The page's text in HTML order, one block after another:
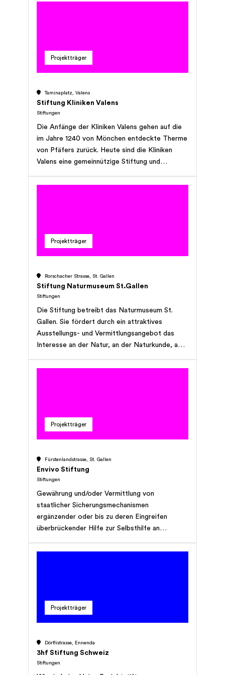
einer geistigen oder psychischen
Projektträger
Taminaplatz, Valens
Stiftung Kliniken Valens
Stiftungen
Die Anfänge der Kliniken Valens gehen auf die
im Jahre 1240 von Mönchen entdeckte Therme
von Pfäfers zurück. Heute sind die Kliniken
Valens eine gemeinnützige Stiftung und
Patientinnen und Patienten mit
bieten an unseren Standorten stationäre
auf den Patienten individuell abgestimmten
Behandlungs- und Betreuungssetting an. Zur
Stiftung Kliniken Valens gehören die
Rehazentren Valens und Walenstadtberg, die
Rheinburg-Klinik Walzenhausen, die Klinik Gais,
die Clinic Bad Ragaz und die ambulanten
Standorte in Chur und St.Gallen.
Projektträger
Rorschacher Strasse, St. Gallen
Stiftung Naturmuseum St.Gallen
Stiftungen
Die Stiftung betreibt das Naturmuseum St.
Gallen. Sie fördert durch ein attraktives
Ausstellungs- und Vermittlungsangebot das
Interesse an der Natur, an der Naturkunde, am
Projektträger
Fürstenlandstrasse, St. Gallen
Envivo Stiftung
Stiftungen
Gewährung und/oder Vermittlung von
staatlicher Sicherungsmechanismen
ergänzender oder bis zu deren Eingreifen
überbrückender Hilfe zur Selbsthilfe an
biografischen Ausnahmesituationen und
Projektträger
Dörflistrasse, Ennenda
3hf Stiftung Schweiz
Stiftungen